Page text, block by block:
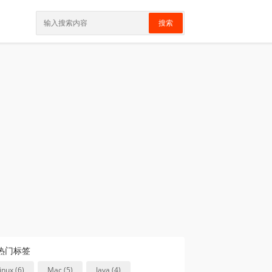
搜索
门标签